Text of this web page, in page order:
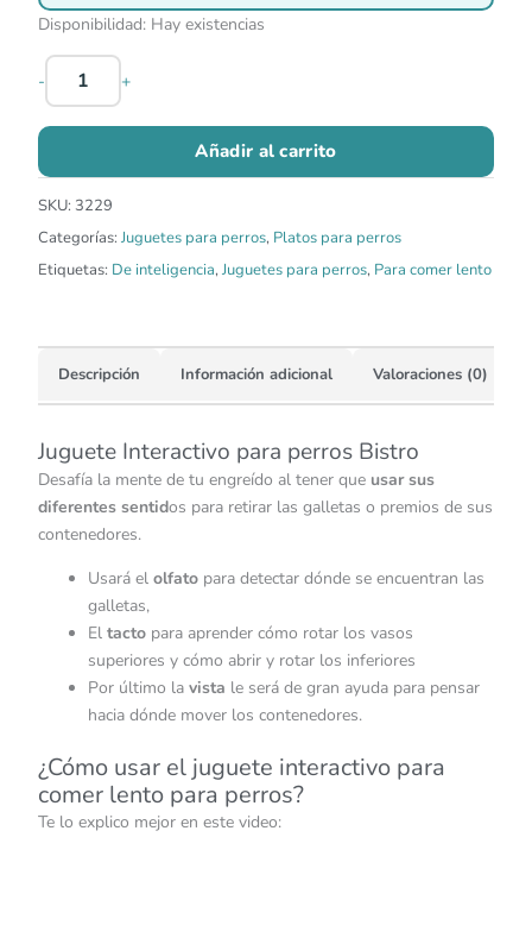
Disponibilidad: Hay existencias
- +
Añadir al carrito
SKU: 3229
Categorías: Juguetes para perros, Platos para perros
Etiquetas: De inteligencia,Juguetes para perros, Para comer lento
Descripción Información adicional Valoraciones (0)
Juguete Interactivo para perros Bistro
Desafía la mente de tu engreído al tener que usar sus
diferentes sentidos para retirar las galletas o premios de sus
contenedores.
Usará el olfato para detectar dónde se encuentran las
galletas,
El tacto para aprender cómo rotar los vasos
superiores y cómo abrir y rotar los inferiores
Por último la vista le será de gran ayuda para pensar
hacia dónde mover los contenedores.
¿Cómo usar el juguete interactivo para
comer lento para perros?
Te lo explico mejor en este video: